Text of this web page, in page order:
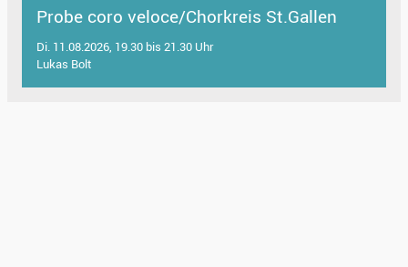
Probe coro veloce/Chorkreis St.Gallen
Di. 11.08.2026, 19.30 bis 21.30 Uhr
Lukas Bolt